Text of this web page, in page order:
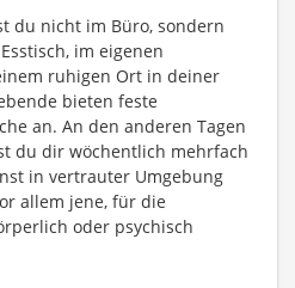
du nicht im Büro, sondern
im eigenen
ruhigen Ort in deiner
bieten feste
an. An den anderen Tagen
du dir wöchentlich mehrfach
in vertrauter Umgebung
allem jene, für die
oder psychisch